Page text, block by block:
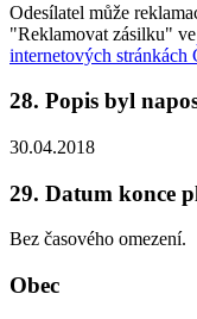
Odesílatel může
"Reklamovat zásilku"
internetových stránkách
28. Popis byl
30.04.2018
29. Datum konce
Bez časového omezení.
Obec